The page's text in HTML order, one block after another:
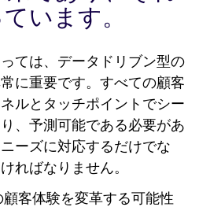
います。
ては、データドリブン型の
に重要です。すべての顧客
ルとタッチポイントでシー
、予測可能である必要があ
ーズに対応するだけでな
ればなりません。
客体験を変革する可能性